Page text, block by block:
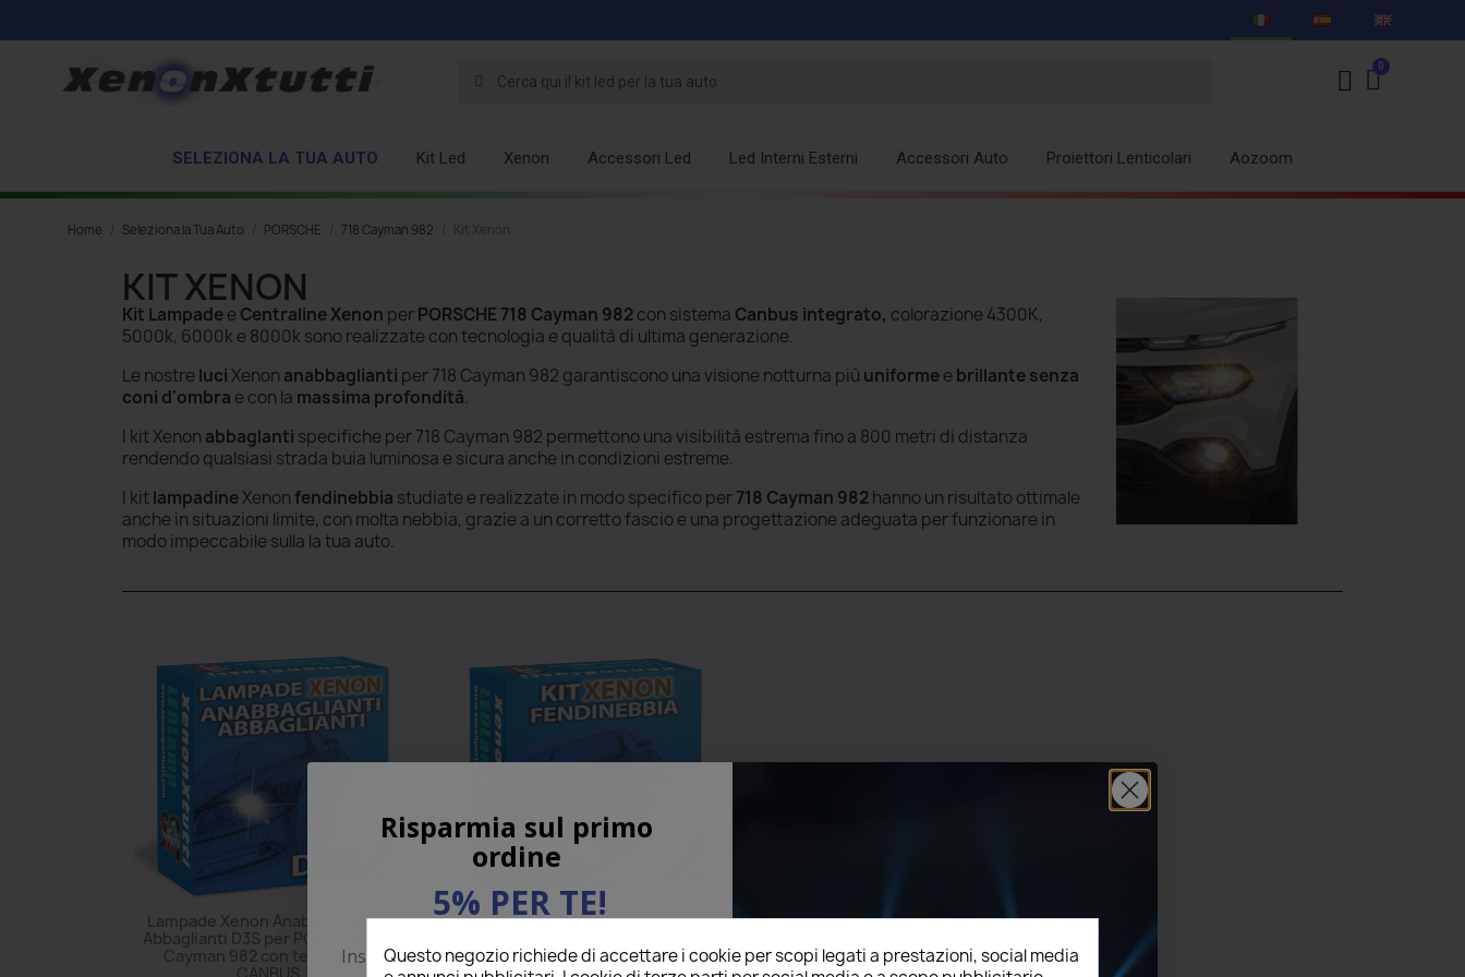
SELEZIONA LA TUA AUTO Kit Led Xenon Accessori Led Led Interni Esterni Accessori Auto Proiettori Lenticolari Aozoom
Home Seleziona la Tua Auto PORSCHE 718 Cayman 982 Kit Xenon
KIT XENON
Kit Lampadee Centraline Xenon perPORSCHE 718 Cayman 982con sistema Canbus integrato, colorazione 4300K,
5000k, 6000k e 8000k sono realizzate con tecnologia e qualità di ultima generazione.
Le nostre luciXenon anabbaglianti per 718 Cayman 982 garantiscono una visione notturna più uniformee brillante senza
coni d'ombra e con la massima profondità.
I kit Xenon abbaglanti specifiche per 718 Cayman 982 permettono una visibilità estrema fino a 800 metri di distanza
rendendo qualsiasi strada buia luminosa e sicura anche in condizioni estreme.
I kitlampadineXenonfendinebbia studiate e realizzate in modo specifico per718 Cayman 982hanno un risultato ottimale
anche in situazioni limite, con molta nebbia, grazie a un corretto fascio e una progettazione adeguata per funzionare in
modo impeccabile sulla la tua auto.
Lampade Xenon Anabbaglianti e
Abbaglianti D3S per PORSCHE 718
Cayman 982 con tecnologia
Lampade Xenon Fendinebbia per
tecnologia CANBUS
Questo negozio richiede di accettare i cookie per scopi legati a prestazioni, social media
Risparmia sul primo
ordine
5% PER TE!
Inserisci la tua email qui sotto per ricevere il